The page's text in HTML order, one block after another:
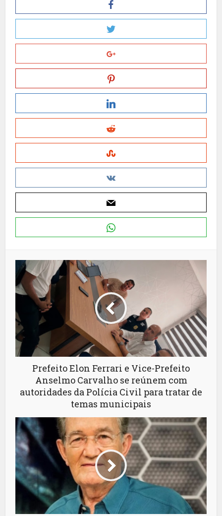
Prefeito Elon Ferrari e Vice-Prefeito
Anselmo Carvalho se reúnem com
autoridades da Polícia Civil para tratar de
temas municipais